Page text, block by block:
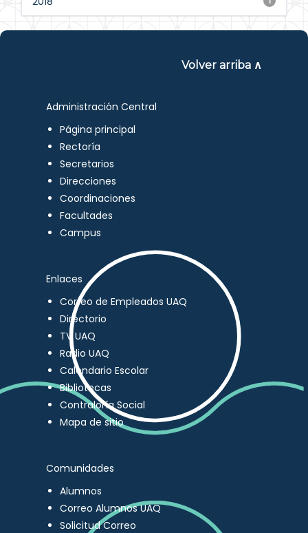
Volver arriba ∧
Administración Central
Página principal
Rectoría
Secretarios
Direcciones
Coordinaciones
Facultades
Campus
Enlaces
Correo de Empleados UAQ
Directorio
TV UAQ
Radio UAQ
Calendario Escolar
Bibliotecas
Contraloría Social
Mapa de sitio
Comunidades
Alumnos
Correo Alumnos UAQ
Solicitud Correo